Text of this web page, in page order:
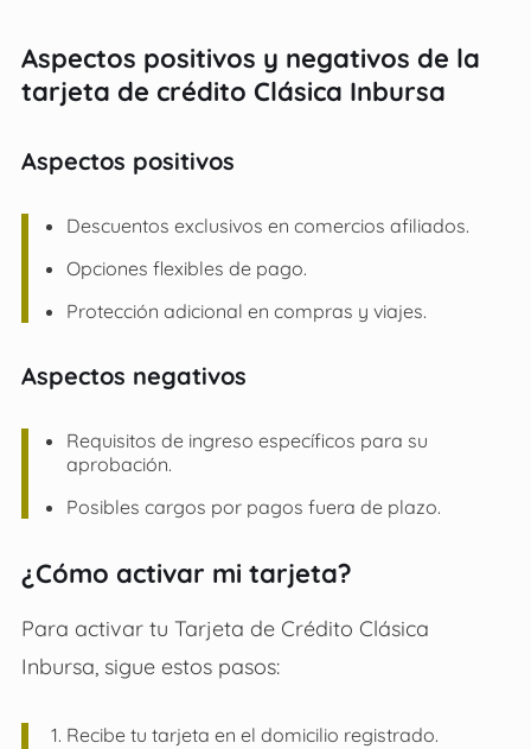
Aspectos positivos y negativos de la
tarjeta de crédito Clásica Inbursa
Aspectos positivos
Descuentos exclusivos en comercios afiliados.
Opciones flexibles de pago.
Protección adicional en compras y viajes.
Aspectos negativos
Requisitos de ingreso específicos para su
aprobación.
Posibles cargos por pagos fuera de plazo.
¿Cómo activar mi tarjeta?
Para activar tu Tarjeta de Crédito Clásica
Inbursa, sigue estos pasos:
Recibe tu tarjeta en el domicilio registrado.